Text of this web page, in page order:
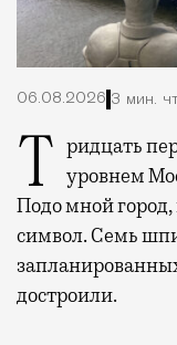
06.08.2026 3 мин.
Тридцать первый этаж. 176 метров над уровнем
Подо мной
символ. Семь
достроили.